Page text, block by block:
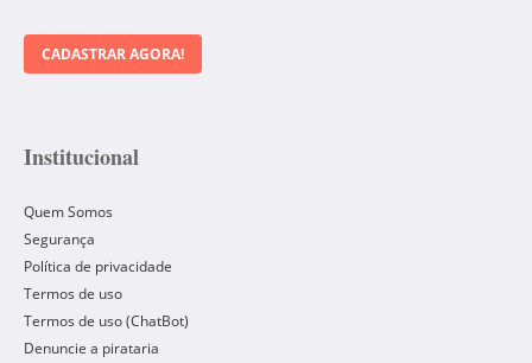
CADASTRAR AGORA!
Institucional
Quem Somos
Segurança
Política de privacidade
Termos de uso
Termos de uso (ChatBot)
Denuncie a pirataria